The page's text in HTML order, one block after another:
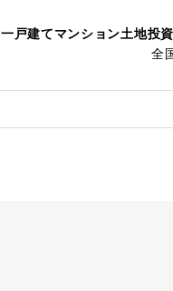
一戸建てマンション土地投
全